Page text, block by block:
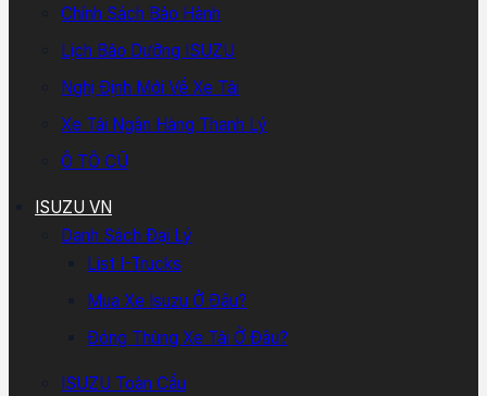
Chính Sách Bảo Hành
Lịch Bảo Dưỡng ISUZU
Nghị Định Mới Về Xe Tải
Xe Tải Ngân Hàng Thanh Lý
Ô TÔ CŨ
ISUZU VN
Danh Sách Đại Lý
List I-Trucks
Mua Xe Isuzu Ở Đâu?
Đóng Thùng Xe Tải Ở Đâu?
ISUZU Toàn Cầu